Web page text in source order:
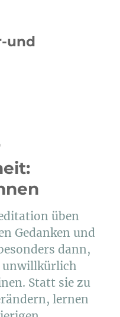
und
üben
Gedanken und
dann,
unwillkürlich
Statt sie zu
lernen